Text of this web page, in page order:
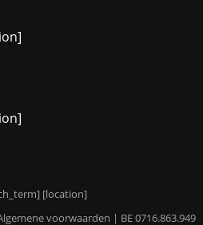
voorwaarden | BE 0716.863.949